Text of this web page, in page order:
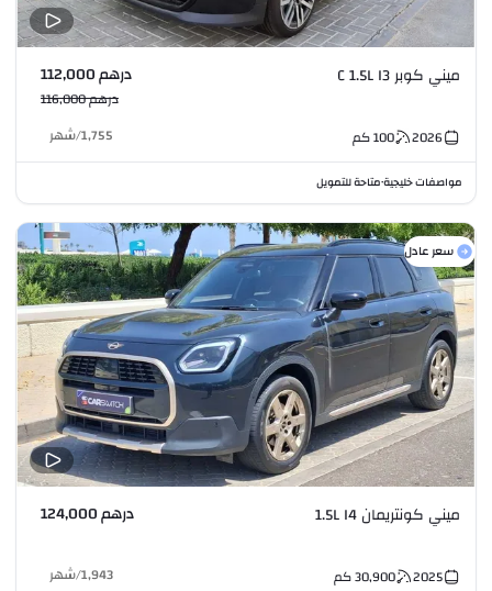
ميني كوبر C 1.5L I3 درهم 112,000
درهم 116,000
2026
100كم 1,755
/شهر
مواصفات خليجية•متاحة للتمويل
سعر عادل
ميني كونتريمان 1.5L I4 درهم 124,000
2025
30,900كم 1,943
/شهر